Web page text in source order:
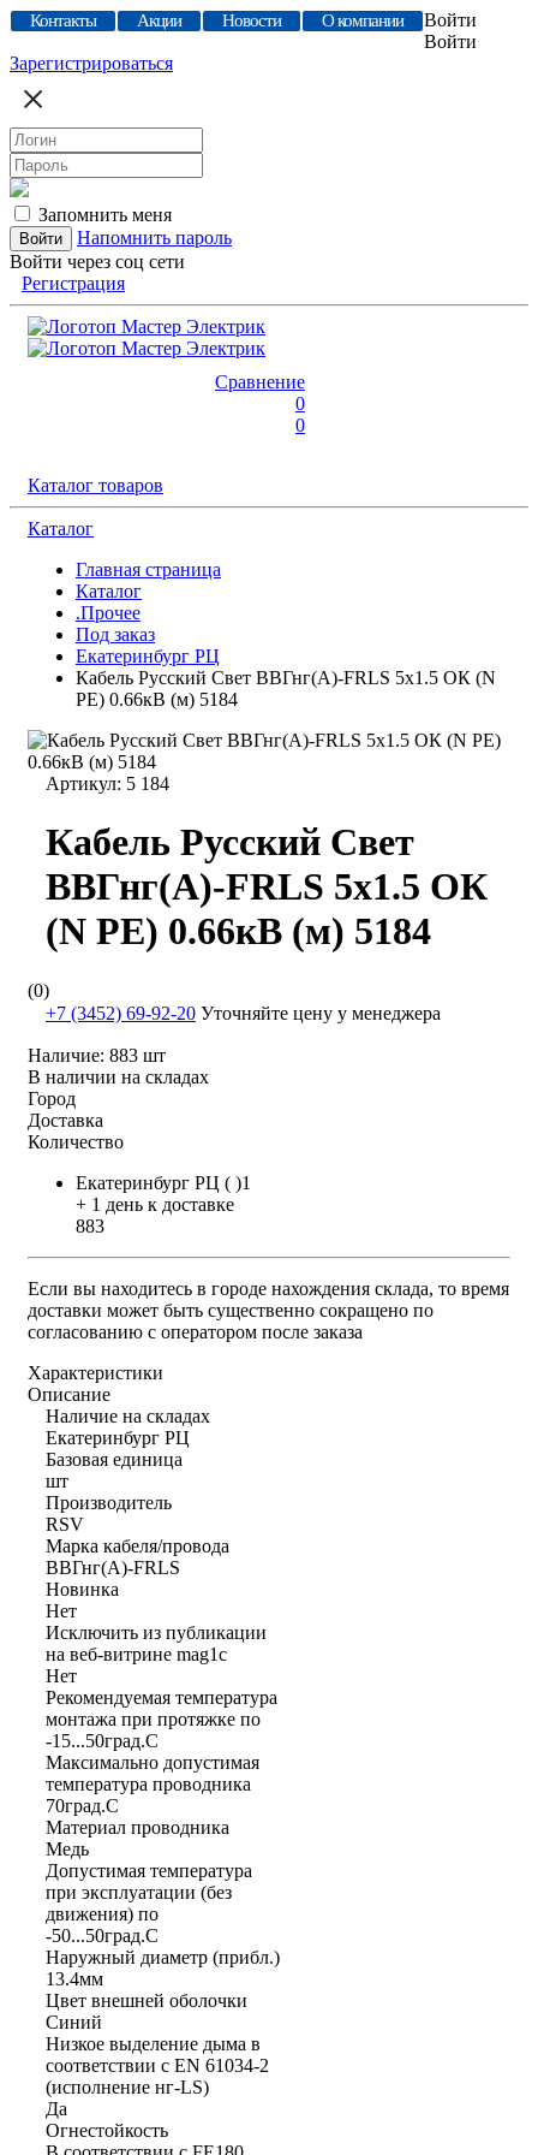
Контакты Акции Новости О компании
Войти
Войти
Зарегистрироваться
Запомнить меня
Напомнить пароль
Войти через соц сети
Регистрация
Сравнение
0
0
Каталог товаров
Каталог
Главная страница
Каталог
.Прочее
Под заказ
Екатеринбург РЦ
Кабель Русский Свет ВВГнг(А)-FRLS 5х1.5 ОК (N
PE) 0.66кВ (м) 5184
Артикул: 5 184
Кабель Русский Свет
ВВГнг(А)-FRLS 5х1.5 ОК
(N PE) 0.66кВ (м) 5184
(0)
+7 (3452) 69-92-20 Уточняйте цену у менеджера
Наличие: 883 шт
В наличии на складах
Город
Доставка
Количество
Екатеринбург РЦ ( )1
+ 1 день к доставке
883
Если вы находитесь в городе нахождения склада, то время
доставки может быть существенно сокращено по
согласованию с оператором после заказа
Характеристики
Описание
Наличие на складах
Екатеринбург РЦ
Базовая единица
шт
Производитель
RSV
Марка кабеля/провода
ВВГнг(А)-FRLS
Новинка
Нет
Исключить из публикации
на веб-витрине mag1c
Нет
Рекомендуемая температура
монтажа при протяжке по
-15...50град.C
Максимально допустимая
температура проводника
70град.C
Материал проводника
Медь
Допустимая температура
при эксплуатации (без
движения) по
-50...50град.C
Наружный диаметр (прибл.)
13.4мм
Цвет внешней оболочки
Синий
Низкое выделение дыма в
соответствии с EN 61034-2
(исполнение нг-LS)
Да
Огнестойкость